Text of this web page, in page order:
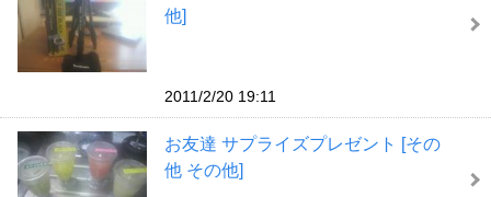
他]
2011/2/20 19:11
お友達 サプライズプレゼント [その
他 その他]